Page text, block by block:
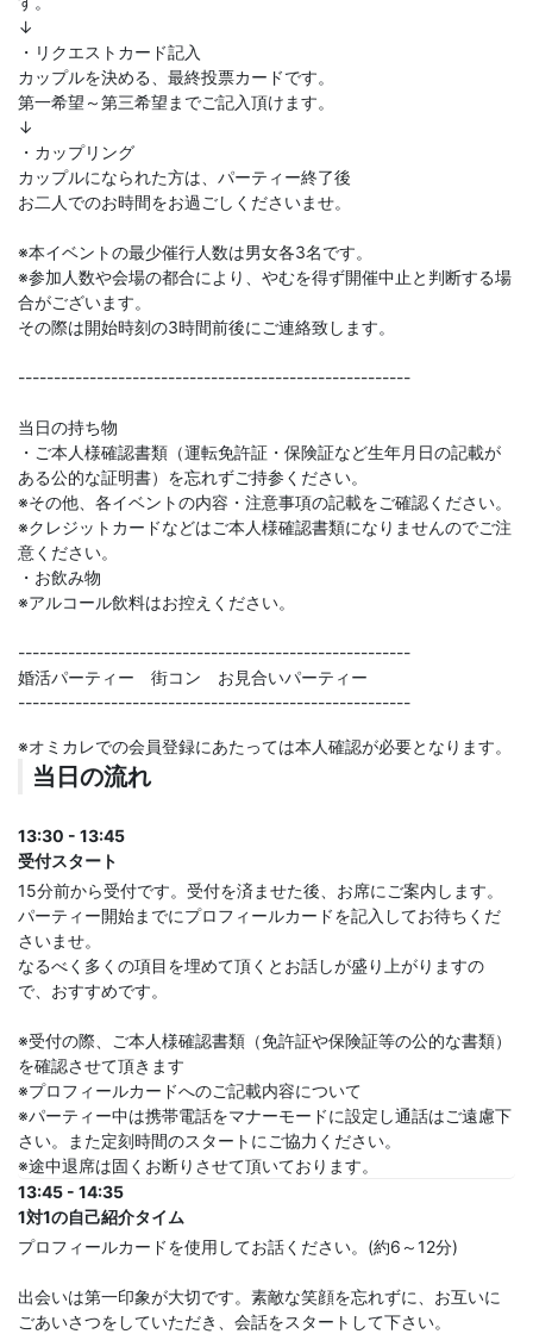
↓
・リクエストカード記入
カップルを決める、最終投票カードです。
第一希望～第三希望までご記入頂けます。
↓
・カップリング
カップルになられた方は、パーティー終了後
お二人でのお時間をお過ごしくださいませ。
※本イベントの最少催行人数は男女各3名です。
※参加人数や会場の都合により、やむを得ず開催中止と判断する場
合がございます。
その際は開始時刻の3時間前後にご連絡致します。
-------------------------------------------------------
当日の持ち物
・ご本人様確認書類（運転免許証・保険証など生年月日の記載が
ある公的な証明書）を忘れずご持参ください。
※その他、各イベントの内容・注意事項の記載をご確認ください。
※クレジットカードなどはご本人様確認書類になりませんのでご注
意ください。
・お飲み物
※アルコール飲料はお控えください。
-------------------------------------------------------
婚活パーティー 街コン お見合いパーティー
-------------------------------------------------------
※オミカレでの会員登録にあたっては本人確認が必要となります。
当日の流れ
13:30 - 13:45
受付スタート
15分前から受付です。受付を済ませた後、お席にご案内します。
パーティー開始までにプロフィールカードを記入してお待ちくだ
さいませ。
なるべく多くの項目を埋めて頂くとお話しが盛り上がりますの
で、おすすめです。
※受付の際、ご本人様確認書類（免許証や保険証等の公的な書類）
を確認させて頂きます
※プロフィールカードへのご記載内容について
※パーティー中は携帯電話をマナーモードに設定し通話はご遠慮下
さい。また定刻時間のスタートにご協力ください。
※途中退席は固くお断りさせて頂いております。
13:45 - 14:35
1対1の自己紹介タイム
プロフィールカードを使用してお話ください。(約6～12分)
出会いは第一印象が大切です。素敵な笑顔を忘れずに、お互いに
ごあいさつをしていただき、会話をスタートして下さい。